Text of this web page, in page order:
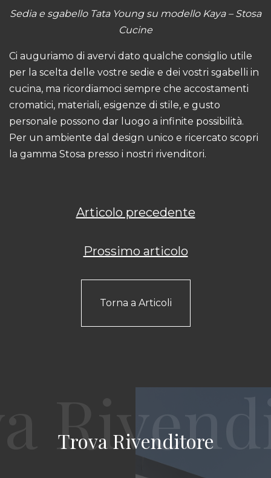
Sedia e sgabello Tata Young su modello Kaya – Stosa
Cucine
Ci auguriamo di avervi dato qualche consiglio utile
per la scelta delle vostre sedie e dei vostri sgabelli in
cucina, ma ricordiamoci sempre che accostamenti
cromatici, materiali, esigenze di stile, e gusto
personale possono dar luogo a infinite possibilità.
Per un ambiente dal design unico e ricercato scopri
la gamma Stosa presso i nostri rivenditori.
Articolo precedente
Torna a Articoli
Prossimo articolo
Trova Rivenditore